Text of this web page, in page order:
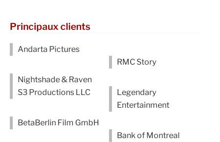
Principaux clients
Andarta Pictures
Nightshade & Raven
S3 Productions LLC
BetaBerlin Film GmbH
RMC Story
Legendary
Entertainment
Bank of Montreal